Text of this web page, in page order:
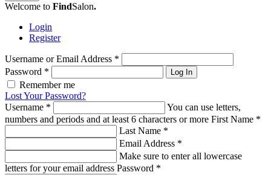
Welcome to FindSalon.
Login
Register
Username or Email Address *
Password * Log In
Remember me
Lost Your Password?
Username *
You can use letters,
numbers and periods and at least 6 characters or more First Name *
Last Name *
Email Address *
Make sure to enter all lowercase
letters for your email address Password *